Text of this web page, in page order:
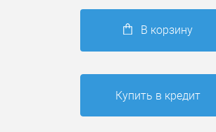
В корзину
Купить в кредит